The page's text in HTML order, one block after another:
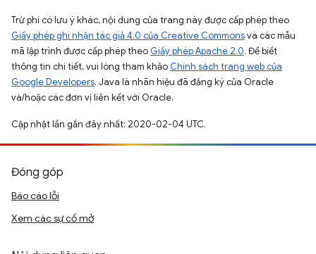
Trừ phi có lưu ý khác, nội dung của trang này được cấp phép theo
Giấy phép ghi nhận tác giả 4.0 của Creative Commonsvà các mẫu
mã lập trình được cấp phép theo Giấy phép Apache 2.0. Để biết
thông tin chi tiết, vui lòng tham khảo Chính sách trang web của
Google Developers. Java là nhãn hiệu đã đăng ký của Oracle
và/hoặc các đơn vị liên kết với Oracle.
Cập nhật lần gần đây nhất: 2020-02-04 UTC.
Đóng góp
Báo cáo lỗi
Xem các sự cố mở